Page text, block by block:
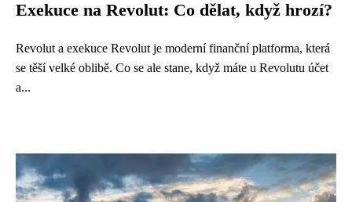
Exekuce na Revolut: Co dělat, když hrozí?
Revolut a exekuce Revolut je moderní finanční platforma, která
se těší velké oblibě. Co se ale stane, když máte u Revolutu účet
a...